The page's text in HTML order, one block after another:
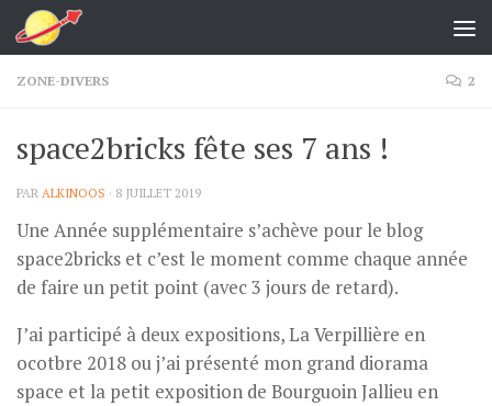
Skip to content
ZONE-DIVERS 2
space2bricks fête ses 7 ans !
PAR ALKINOOS · 8 JUILLET 2019
Une Année supplémentaire s’achève pour le blog
space2bricks et c’est le moment comme chaque année
de faire un petit point (avec 3 jours de retard).
J’ai participé à deux expositions, La Verpillière en
ocotbre 2018 ou j’ai présenté mon grand diorama
space et la petit exposition de Bourguoin Jallieu en